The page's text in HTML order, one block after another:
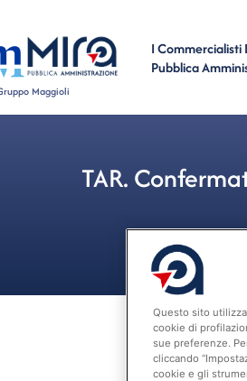
Maggioli
I Commercialisti
Pubblica
TAR.
Questo sito
cookie di
sue preferenze.
cliccando
cookie e gli